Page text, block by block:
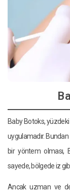
Baby Botoks, yüzdeki
uygulamadır.
bir yöntem olması,
sayede, bölgede iz
Ancak uzman ve